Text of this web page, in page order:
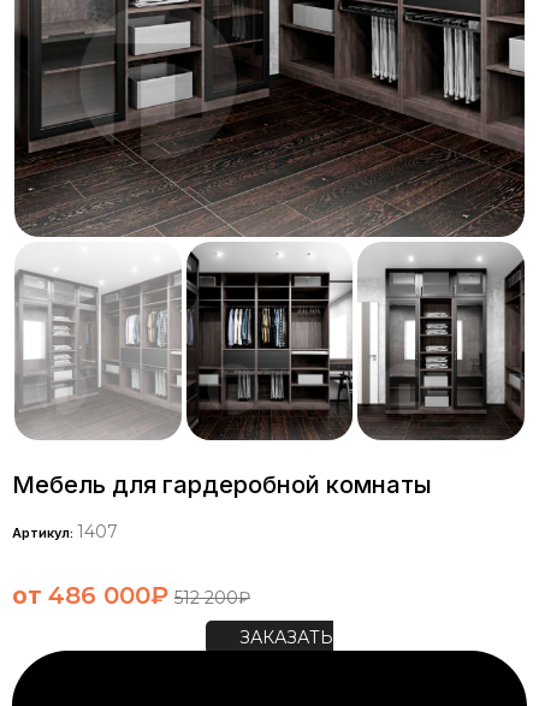
Мебель для гардеробной комнаты
Артикул: 1407
от 486 000₽ 512 200₽
ЗАКАЗАТЬ